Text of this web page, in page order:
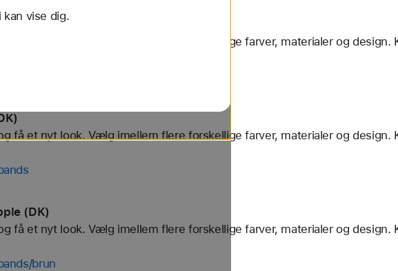
- Apple (DK)
få et nyt look. Vælg imellem flere forskellige farver, materialer og design.
få et nyt look. Vælg imellem flere forskellige farver, materialer og design.
(DK)
få et nyt look. Vælg imellem flere forskellige farver, materialer og design.
brun
kan vise dig.